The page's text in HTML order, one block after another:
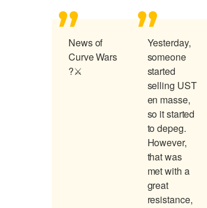
News of
Curve Wars
?⚔️
Yesterday,
someone
started
selling UST
en masse,
so it started
to depeg.
However,
that was
met with a
great
resistance,